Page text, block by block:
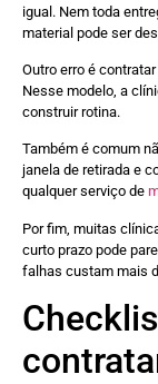
igual. Nem toda
material pode ser
Outro erro é
Nesse modelo, a
construir rotina.
Também é comum
janela de retirada e
qualquer serviço de
Por fim, muitas
curto prazo pode
falhas custam mais